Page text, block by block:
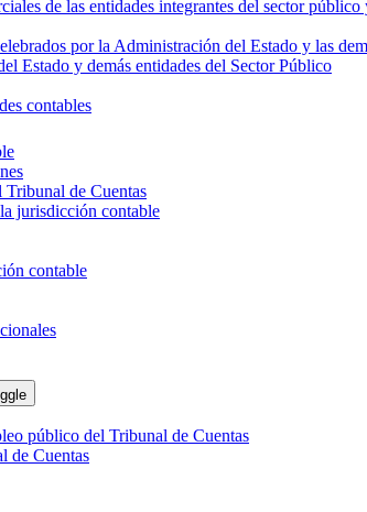
de las entidades integrantes del sector
por la Administración del Estado y las
Estado y demás entidades del Sector Público
contables
Tribunal de Cuentas
jurisdicción contable
contable
público del Tribunal de Cuentas
de Cuentas